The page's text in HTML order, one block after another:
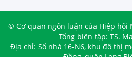
© Cơ quan ngôn luận của Hiệp hội
Tổng biên tập: TS.
Địa chỉ: Số nhà 16-N6, khu đô thị